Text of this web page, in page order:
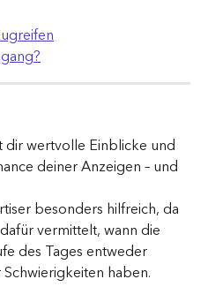
wertvolle Einblicke und
deiner Anzeigen – und
besonders hilfreich, da
vermittelt, wann die
des Tages entweder
haben.